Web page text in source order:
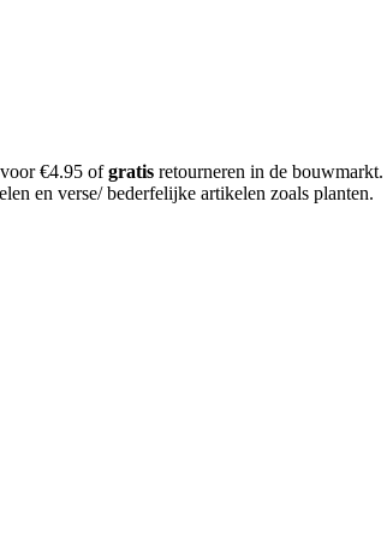
€4.95 ofgratis retourneren in de
en verse/ bederfelijke artikelen zoals planten.